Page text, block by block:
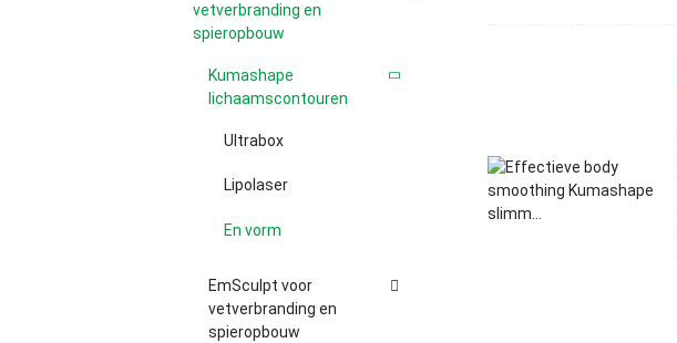
vetverbranding en
spieropbouw
Kumashape
lichaamscontouren
Ultrabox
Lipolaser
En vorm
EmSculpt voor
vetverbranding en
spieropbouw